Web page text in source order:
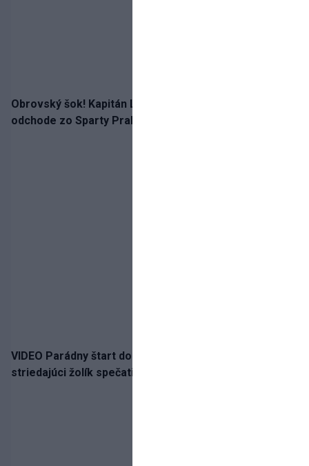
Obrovský šok! Kapitán Lukáš Haraslín je údajne na
odchode zo Sparty Praha
VIDEO Parádny štart do sezóny!: Rýchlik Boženík ako
striedajúci žolík spečatil postup Stoke